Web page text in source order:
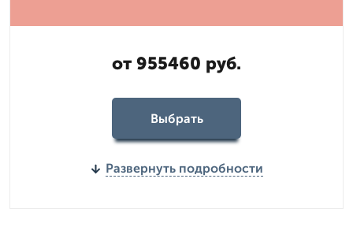
от 955460 руб.
Выбрать
Развернуть подробности